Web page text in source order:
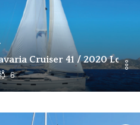
Cruiser 41 / 2020
6